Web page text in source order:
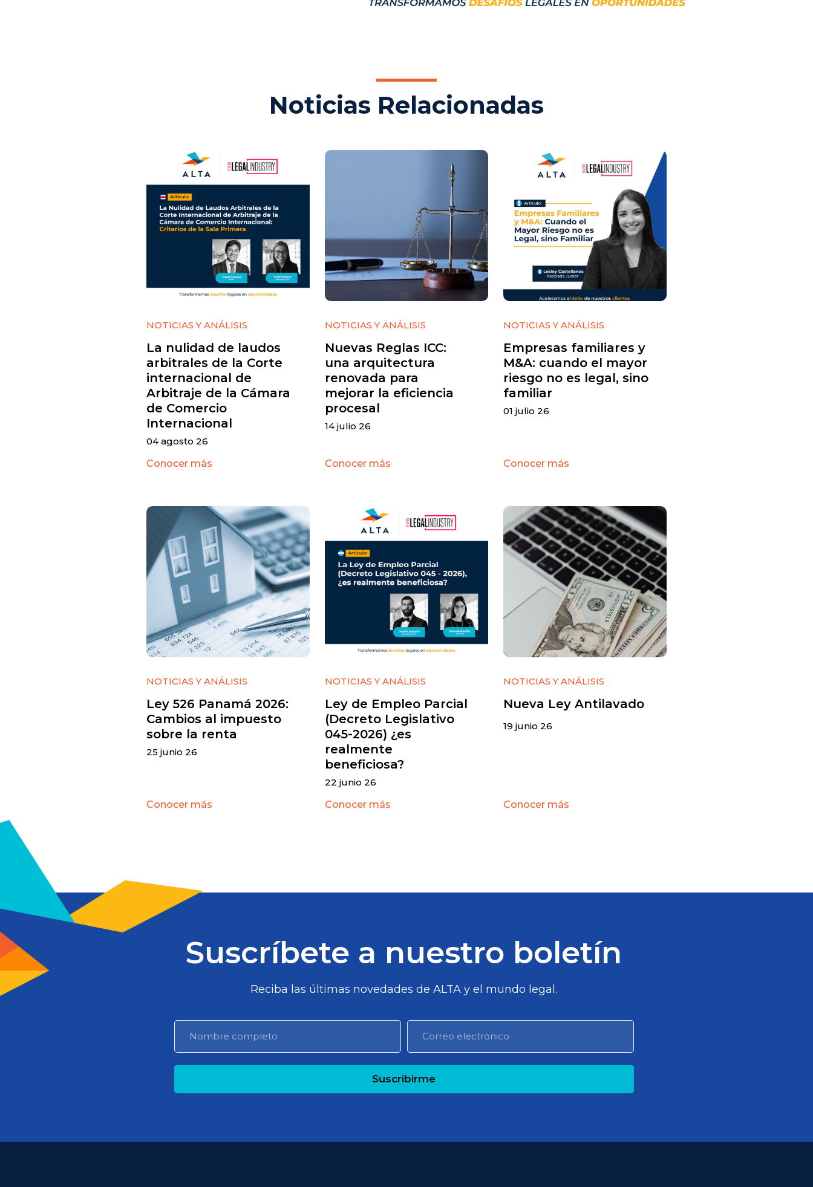
Noticias Relacionadas
NOTICIAS Y ANÁLISIS
La nulidad de laudos
arbitrales de la Corte
internacional de
Arbitraje de la Cámara
de Comercio
Internacional
04 agosto 26
Conocer más
NOTICIAS Y ANÁLISIS
Nuevas Reglas ICC:
una arquitectura
renovada para
mejorar la eficiencia
procesal
14 julio 26
Conocer más
NOTICIAS Y ANÁLISIS
Empresas familiares y
M&A: cuando el mayor
riesgo no es legal, sino
familiar
01 julio 26
Conocer más
NOTICIAS Y ANÁLISIS
Ley 526 Panamá 2026:
Cambios al impuesto
sobre la renta
25 junio 26
Conocer más
NOTICIAS Y ANÁLISIS
Ley de Empleo Parcial
(Decreto Legislativo
045-2026) ¿es
realmente
beneficiosa?
22 junio 26
Conocer más
NOTICIAS Y ANÁLISIS
Nueva Ley Antilavado
19 junio 26
Conocer más
Suscríbete a nuestro boletín
Reciba las últimas novedades de ALTA y el mundo legal.
Suscribirme